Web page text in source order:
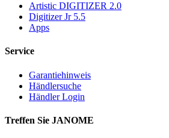
Artistic DIGITIZER 2.0
Digitizer Jr 5.5
Apps
Service
Garantiehinweis
Händlersuche
Händler Login
Treffen Sie JANOME